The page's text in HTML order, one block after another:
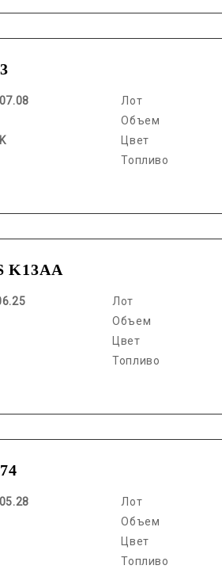
Лот
Объем
Цвет
Топливо
K13AA
Лот
Объем
Цвет
Топливо
Лот
Объем
Цвет
Топливо